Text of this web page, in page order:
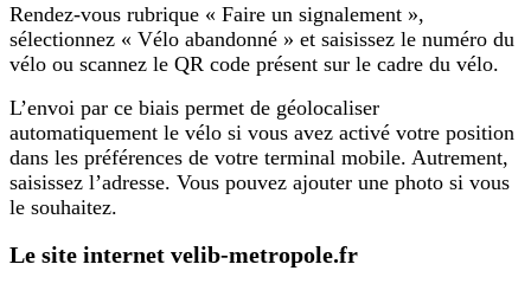
Rendez-vous rubrique « Faire un signalement »,
sélectionnez « Vélo abandonné » et saisissez le numéro du
vélo ou scannez le QR code présent sur le cadre du vélo.
L’envoi par ce biais permet de géolocaliser
automatiquement le vélo si vous avez activé votre position
dans les préférences de votre terminal mobile. Autrement,
saisissez l’adresse. Vous pouvez ajouter une photo si vous
le souhaitez.
Le site internet velib-metropole.fr